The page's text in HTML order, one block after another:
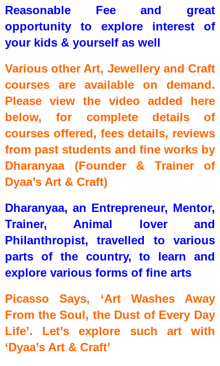
Reasonable Fee and great
opportunity to explore interest of
your kids & yourself as well
Various other Art, Jewellery and Craft
courses are available on demand.
Please view the video added here
below, for complete details of
courses offered, fees details, reviews
from past students and fine works by
Dharanyaa (Founder & Trainer of
Dyaa’s Art & Craft)
Dharanyaa, an Entrepreneur, Mentor,
Trainer, Animal lover and
Philanthropist, travelled to various
parts of the country, to learn and
explore various forms of fine arts
Picasso Says, ‘Art Washes Away
From the Soul, the Dust of Every Day
Life’. Let’s explore such art with
‘Dyaa’s Art & Craft’